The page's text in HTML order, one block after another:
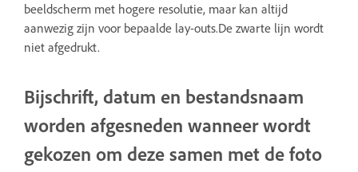
beeldscherm met hogere resolutie, maar kan altijd
aanwezig zijn voor bepaalde lay-outs.De zwarte lijn wordt
niet afgedrukt.
Bijschrift, datum en bestandsnaam
worden afgesneden wanneer wordt
gekozen om deze samen met de foto